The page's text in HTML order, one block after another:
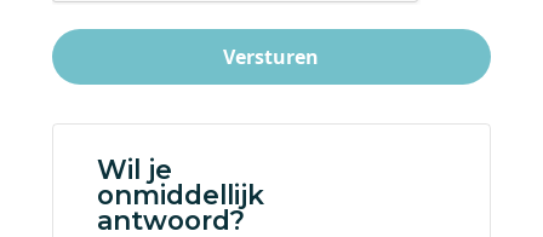
Wil je
onmiddellijk
antwoord?